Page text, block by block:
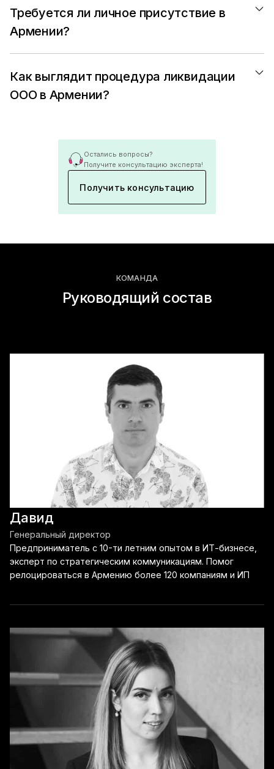
Требуется ли личное присутствие в
Армении?
Как выглядит процедура ликвидации
ООО в Армении?
Остались вопросы?
Получите консультацию эксперта!
Получить консультацию
КОМАНДА
Руководящий состав
Давид
Генеральный директор
Предприниматель с 10-ти летним опытом в ИТ-бизнесе,
эксперт по стратегическим коммуникациям. Помог
релоцироваться в Армению более 120 компаниям и ИП